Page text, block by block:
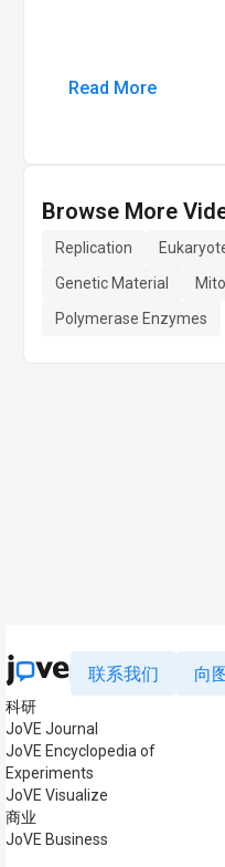
Read More
Browse More
Replication
Genetic Material
Polymerase Enzymes
联系我们 向
科研
JoVE Journal
JoVE Encyclopedia of
Experiments
JoVE Visualize
商业
JoVE Business